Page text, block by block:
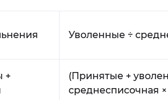
Уволенные ÷
+
(Принятые +
среднесписочная ×